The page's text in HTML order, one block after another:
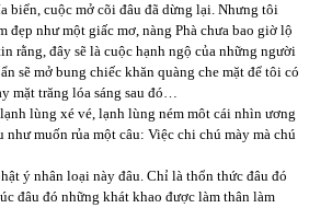
biển, cuộc mở cõi đâu đã dừng lại. Nhưng tôi
như một giấc mơ, nàng Phà chưa bao giờ lộ
rằng, đây sẽ là cuộc hạnh ngộ của những người
sẽ mở bung chiếc khăn quàng che mặt để tôi có
mặt trăng lóa sáng sau đó…
lùng xé vé, lạnh lùng ném môt cái nhìn ương
muốn rủa một câu: Việc chi chú mày mà chú
ý nhân loại này đâu. Chỉ là thổn thức đâu đó
đâu đó những khát khao được làm thân làm